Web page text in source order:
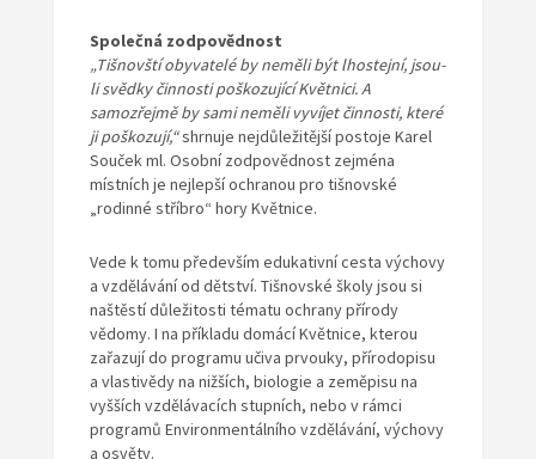
Společná zodpovědnost
„Tišnovští obyvatelé by neměli být lhostejní, jsou-
li svědky činnosti poškozující Květnici. A
samozřejmě by sami neměli vyvíjet činnosti, které
ji poškozují,“shrnuje nejdůležitější postoje Karel
Souček ml. Osobní zodpovědnost zejména
místních je nejlepší ochranou pro tišnovské
„rodinné stříbro“ hory Květnice.
Vede k tomu především edukativní cesta výchovy
a vzdělávání od dětství. Tišnovské školy jsou si
naštěstí důležitosti tématu ochrany přírody
vědomy. I na příkladu domácí Květnice, kterou
zařazují do programu učiva prvouky, přírodopisu
a vlastivědy na nižších, biologie a zeměpisu na
vyšších vzdělávacích stupních, nebo v rámci
programů Environmentálního vzdělávání, výchovy
a osvěty.